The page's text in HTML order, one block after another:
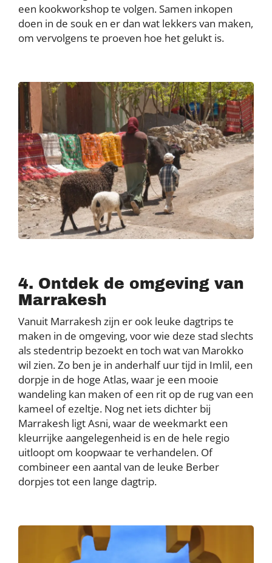
een kookworkshop te volgen. Samen inkopen
doen in de souk en er dan wat lekkers van maken,
om vervolgens te proeven hoe het gelukt is.
4. Ontdek de omgeving van
Marrakesh
Vanuit Marrakesh zijn er ook leuke dagtrips te
maken in de omgeving, voor wie deze stad slechts
als stedentrip bezoekt en toch wat van Marokko
wil zien. Zo ben je in anderhalf uur tijd in Imlil, een
dorpje in de hoge Atlas, waar je een mooie
wandeling kan maken of een rit op de rug van een
kameel of ezeltje. Nog net iets dichter bij
Marrakesh ligt Asni, waar de weekmarkt een
kleurrijke aangelegenheid is en de hele regio
uitloopt om koopwaar te verhandelen. Of
combineer een aantal van de leuke Berber
dorpjes tot een lange dagtrip.